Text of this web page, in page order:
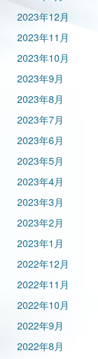
2023年12月
2023年11月
2023年10月
2023年9月
2023年8月
2023年7月
2023年6月
2023年5月
2023年4月
2023年3月
2023年2月
2023年1月
2022年12月
2022年11月
2022年10月
2022年9月
2022年8月